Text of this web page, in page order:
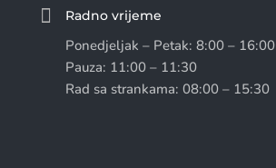
 Radno vrijeme
Ponedjeljak – Petak: 8:00 – 16:00
Pauza: 11:00 – 11:30
Rad sa strankama: 08:00 – 15:30